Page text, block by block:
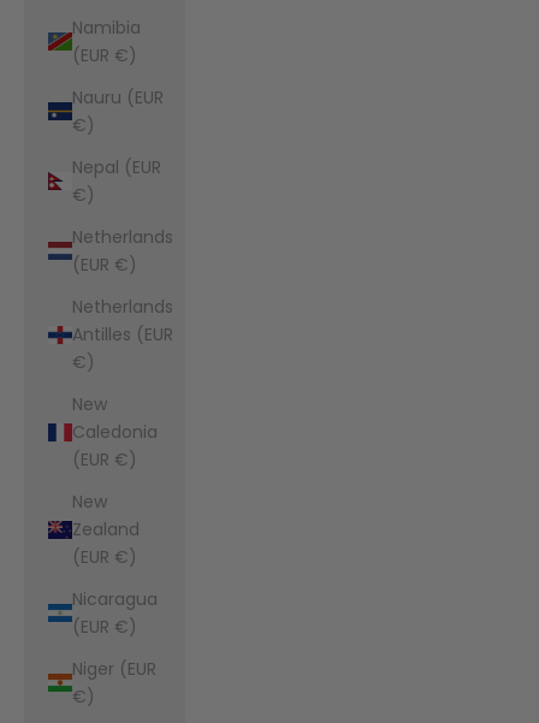
Namibia
(EUR €)
Nauru (EUR
€)
Nepal (EUR
€)
Netherlands
(EUR €)
Netherlands
Antilles (EUR
€)
New
Caledonia
(EUR €)
New
Zealand
(EUR €)
Nicaragua
(EUR €)
Niger (EUR
€)